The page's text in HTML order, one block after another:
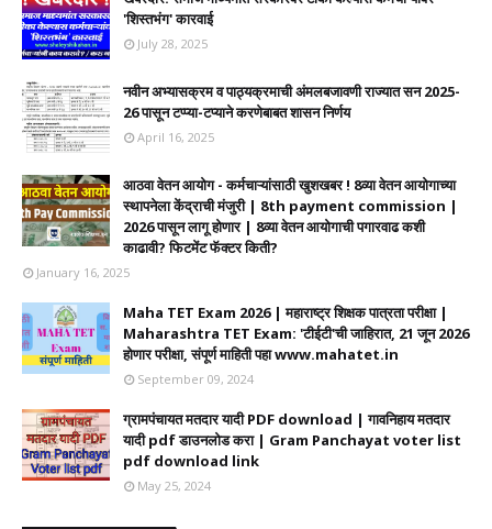
'शिस्तभंग' कारवाई
July 28, 2025
नवीन अभ्यासक्रम व पाठ्यक्रमाची अंमलबजावणी राज्यात सन 2025-
26 पासून टप्प्या-टप्याने करणेबाबत शासन निर्णय
April 16, 2025
आठवा वेतन आयोग - कर्मचाऱ्यांसाठी खुशखबर ! 8व्या वेतन आयोगाच्या
स्थापनेला केंद्राची मंजुरी | 8th payment commission |
2026 पासून लागू होणार | 8व्या वेतन आयोगाची पगारवाढ कशी
काढावी? फिटमेंट फॅक्टर किती?
January 16, 2025
Maha TET Exam 2026 | महाराष्ट्र शिक्षक पात्रता परीक्षा |
Maharashtra TET Exam: 'टीईटी'ची जाहिरात, 21 जून 2026
होणार परीक्षा, संपूर्ण माहिती पहा www.mahatet.in
September 09, 2024
ग्रामपंचायत मतदार यादी PDF download | गावनिहाय मतदार
यादी pdf डाउनलोड करा | Gram Panchayat voter list
pdf download link
May 25, 2024